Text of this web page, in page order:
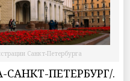
Санкт-Петербурга
САНКТ-ПЕТЕРБУРГ/.